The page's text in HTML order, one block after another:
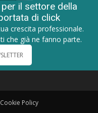
il settore della
di click
crescita professionale.
che già ne fanno parte.
Cookie Policy